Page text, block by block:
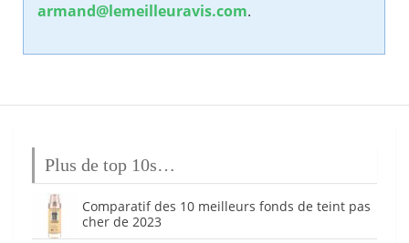
armand@lemeilleuravis.com.
Plus de top 10s…
Comparatif des 10 meilleurs fonds de teint pas
cher de 2023